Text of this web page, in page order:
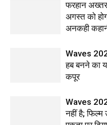
फरहान
अगस्त को
अनकही
Waves
हब बनने का
कपूर
Waves
नहीं है; फिल्म